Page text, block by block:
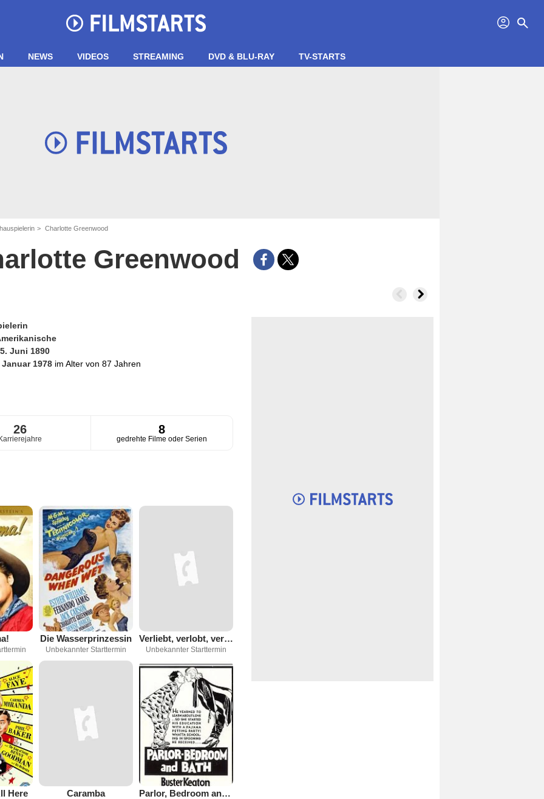
profil search
NEWS VIDEOS STREAMING DVD & BLU-RAY TV-STARTS
Charlotte Greenwood
Greenwood
Juni 1890
Januar 1978 im Alter von 87 Jahren
26 8
gedrehte Filme oder Serien
Die Wasserprinzessin
Unbekannter Starttermin
Verliebt, verlobt, verheiratet
Unbekannter Starttermin
Here Caramba Parlor, Bedroom and Bath